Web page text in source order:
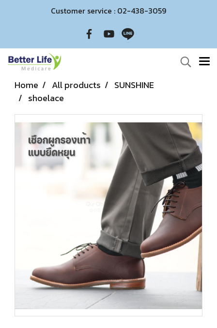
Customer service : 02-438-3059
Home All products
SUNSHINE
shoelace